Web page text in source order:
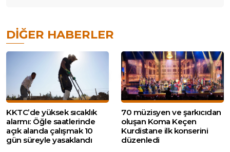
DIĞER HABERLER
KKTC’de yüksek sıcaklık
alarmı: Öğle saatlerinde
açık alanda çalışmak 10
gün süreyle yasaklandı
70 müzisyen ve şarkıcıdan
oluşan Koma Keçen
Kurdistane ilk konserini
düzenledi